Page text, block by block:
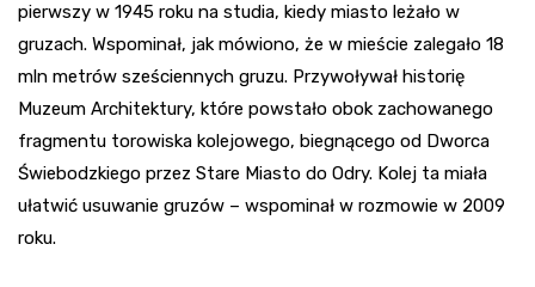
pierwszy w 1945 roku na studia, kiedy miasto leżało w
gruzach. Wspominał, jak mówiono, że w mieście zalegało 18
mln metrów sześciennych gruzu. Przywoływał historię
Muzeum Architektury, które powstało obok zachowanego
fragmentu torowiska kolejowego, biegnącego od Dworca
Świebodzkiego przez Stare Miasto do Odry. Kolej ta miała
ułatwić usuwanie gruzów – wspominał w rozmowie w 2009
roku.